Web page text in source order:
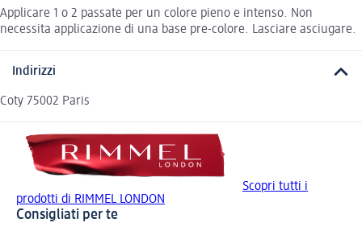
Applicare 1 o 2 passate per un colore pieno e intenso. Non
necessita applicazione di una base pre-colore. Lasciare asciugare.
Indirizzi
Coty 75002 Paris
Scopri tutti i
prodotti di RIMMEL LONDON
Consigliati per te